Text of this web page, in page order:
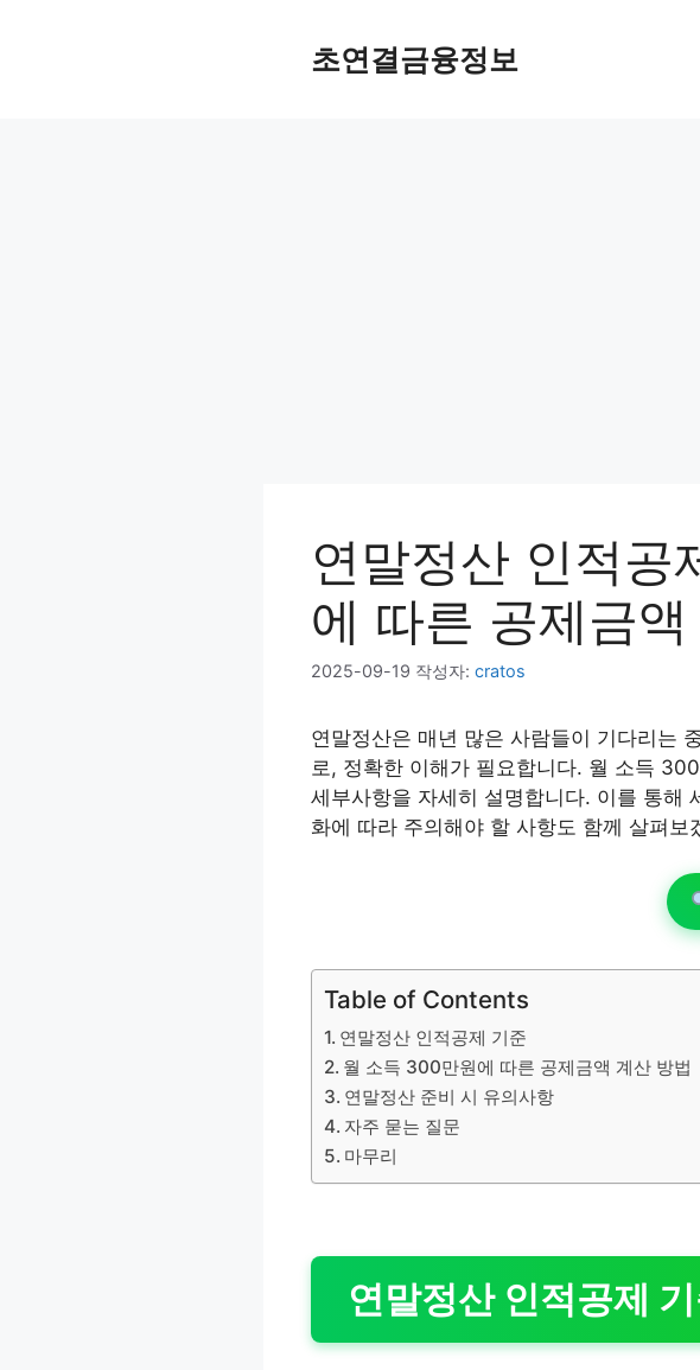
초연결금융정보
연말정산 인적공
에 따른 공제금
2025-09-19 작성자: cratos
연말정산은 매년 많은 사람들이 기다리는
로, 정확한 이해가 필요합니다. 월 소득
세부사항을 자세히 설명합니다. 이를 통해
화에 따라 주의해야 할 사항도 함께 살펴보
Table of Contents
연말정산 인적공제 기준
월 소득 300만원에 따른 공제금액 계산 방법
연말정산 준비 시 유의사항
자주 묻는 질문
마무리
연말정산 인적공제